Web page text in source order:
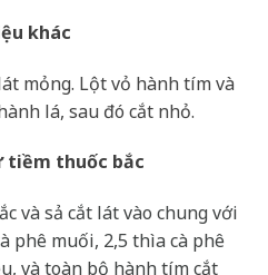
khác
mỏng. Lột vỏ hành tím và
lá, sau đó cắt nhỏ.
tiềm thuốc bắc
và sả cắt lát vào chung với
phê muối, 2,5 thìa cà phê
và toàn bộ hành tím cắt